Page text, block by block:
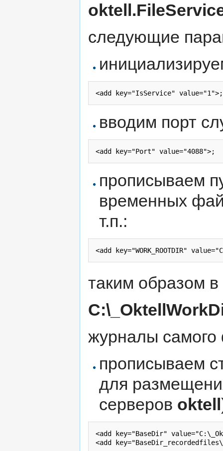
следующие
вводим порт
прописываем
временных
т.п.:
таким образом в
журналы самого
прописываем
для
серверов oktell
<add key="BaseDir"